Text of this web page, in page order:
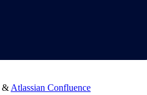
& Atlassian Confluence